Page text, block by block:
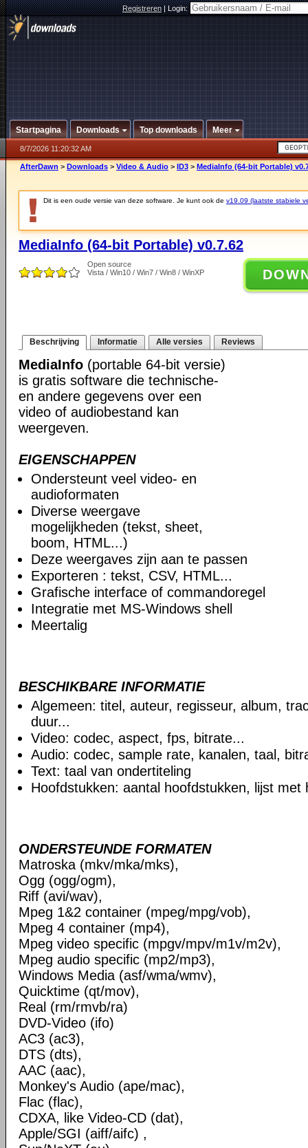
Registreren|Login:
Startpagina Downloads Top downloads Meer
8/7/2026 11:20:32 AM
AfterDawn > Downloads > Video & Audio > ID3 > MediaInfo (64-bit Portable)
Dit is een oude versie van deze software. Je kunt ook de v19.09 (laatste stabiele
MediaInfo (64-bit Portable) v0.7.62
Open source
Vista / Win10 / Win7 / Win8 / WinXP
Beschrijving Informatie Alle versies Reviews
MediaInfo (portable 64-bit versie)
is gratis software die technische-
en andere gegevens over een
video of audiobestand kan
weergeven.
EIGENSCHAPPEN
Ondersteunt veel video- en
audioformaten
Diverse weergave
mogelijkheden (tekst, sheet,
boom, HTML...)
Deze weergaves zijn aan te passen
Exporteren : tekst, CSV, HTML...
Grafische interface of commandoregel
Integratie met MS-Windows shell
Meertalig
BESCHIKBARE INFORMATIE
Algemeen: titel, auteur, regisseur, album,
duur...
Video: codec, aspect, fps, bitrate...
Audio: codec, sample rate, kanalen, taal,
Text: taal van ondertiteling
Hoofdstukken: aantal hoofdstukken, lijst met
ONDERSTEUNDE FORMATEN
Matroska (mkv/mka/mks),
Ogg (ogg/ogm),
Riff (avi/wav),
Mpeg 1&2 container (mpeg/mpg/vob),
Mpeg 4 container (mp4),
Mpeg video specific (mpgv/mpv/m1v/m2v),
Mpeg audio specific (mp2/mp3),
Windows Media (asf/wma/wmv),
Quicktime (qt/mov),
Real (rm/rmvb/ra)
DVD-Video (ifo)
AC3 (ac3),
DTS (dts),
AAC (aac),
Monkey's Audio (ape/mac),
Flac (flac),
CDXA, like Video-CD (dat),
Apple/SGI (aiff/aifc) ,